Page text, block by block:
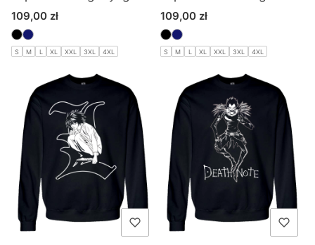
death note
Cena
109,00 zł
S M L XL XXL 3XL 4XL
yagami death note
Cena
109,00 zł
S M L XL XXL 3XL 4XL